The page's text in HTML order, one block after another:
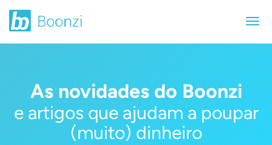
As novidades do Boonzi
e artigos que ajudam a poupar
(muito) dinheiro